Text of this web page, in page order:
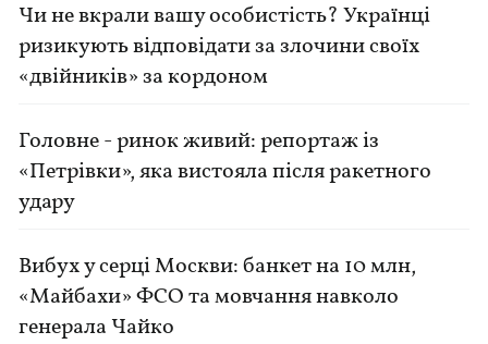
Чи не вкрали вашу особистість? Українці
ризикують відповідати за злочини своїх
«двійників» за кордоном
Головне - ринок живий: репортаж із
«Петрівки», яка вистояла після ракетного
удару
Вибух у серці Москви: банкет на 10 млн,
«Майбахи» ФСО та мовчання навколо
генерала Чайко